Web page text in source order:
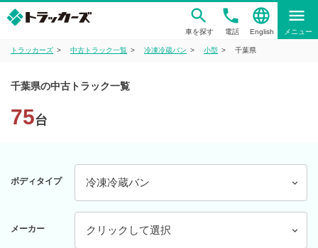
車を探す
phone
電話
language
English
menu
メニュー
トラッカーズ 中古トラック一覧 冷凍冷蔵バン 小型 千葉県
千葉県の中古トラック一覧
75台
ボディタイプ 冷凍冷蔵バン
メーカー クリックして選択